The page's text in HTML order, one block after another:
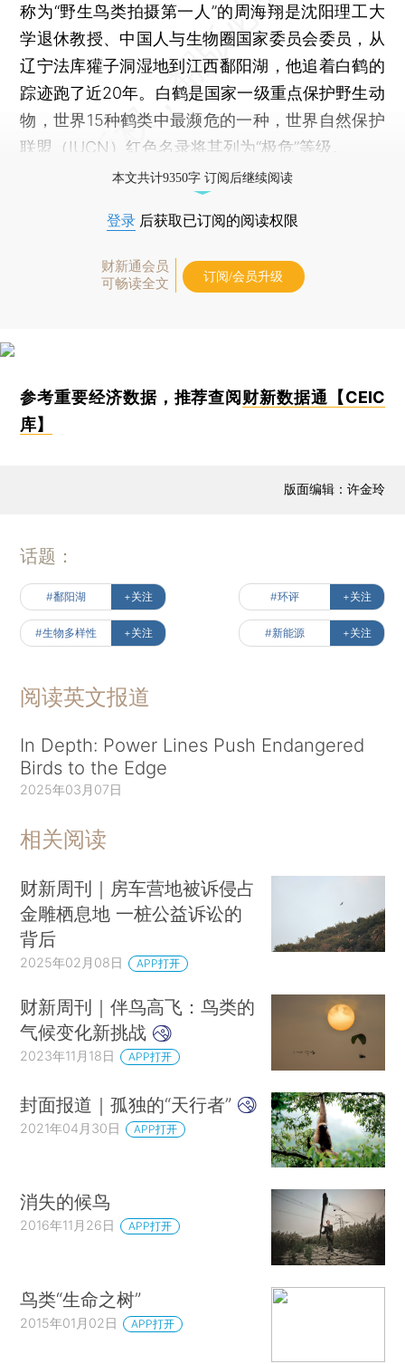
称为“野生鸟类拍摄第一人”的周海翔是沈阳理工大
学退休教授、中国人与生物圈国家委员会委员，从
辽宁法库獾子洞湿地到江西鄱阳湖，他追着白鹤的
踪迹跑了近20年。白鹤是国家一级重点保护野生动
物，世界15种鹤类中最濒危的一种，世界自然保护
联盟（IUCN）红色名录将其列为“极危”等级。
本文共计9350字 订阅后继续阅读
登录 后获取已订阅的阅读权限
财新通会员
可畅读全文
订阅/会员升级
参考重要经济数据，推荐查阅 财新数据通【CEIC
库】
版面编辑：许金玲
话题：
#鄱阳湖 +关注 #环评 +关注
#生物多样性 +关注 #新能源 +关注
阅读英文报道
In Depth: Power Lines Push Endangered
Birds to the Edge
2025年03月07日
相关阅读
财新周刊｜房车营地被诉侵占
金雕栖息地 一桩公益诉讼的
背后
2025年02月08日 APP打开
财新周刊｜伴鸟高飞：鸟类的
气候变化新挑战
2023年11月18日 APP打开
封面报道｜孤独的“天行者”
2021年04月30日 APP打开
消失的候鸟
2016年11月26日 APP打开
鸟类“生命之树”
2015年01月02日 APP打开